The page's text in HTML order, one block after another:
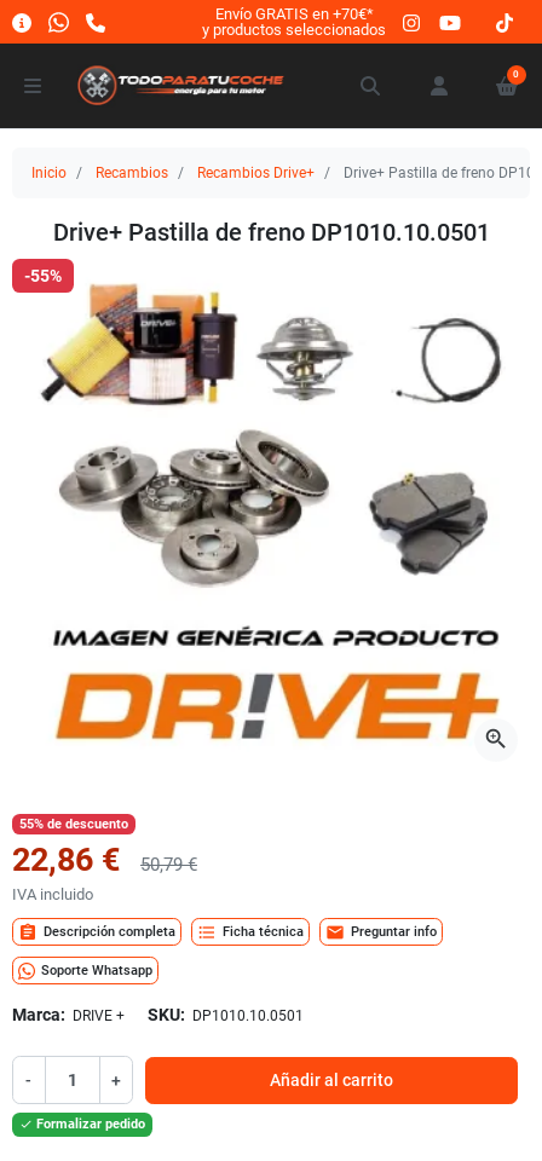
Envío GRATIS en +70€*
y productos seleccionados
0
Inicio Recambios Recambios Drive+ Drive+ Pastilla de freno
Drive+ Pastilla de freno DP1010.10.0501
-55%
zoom_in
55% de descuento
22,86 € 50,79 €
IVA incluido
assignment Descripción completa format_list_bulleted Ficha técnica mail Preguntar info
Soporte Whatsapp
Marca: DRIVE + SKU: DP1010.10.0501
- + Añadir al carrito
 Formalizar pedido